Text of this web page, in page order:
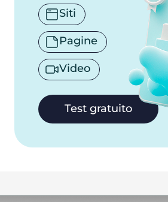
Siti
Pagine
Video
Test gratuito